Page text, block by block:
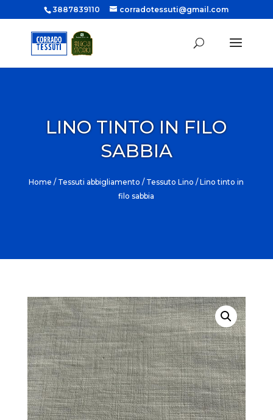
3887839110 corradotessuti@gmail.com
LINO TINTO IN FILO
SABBIA
Home / Tessuti abbigliamento / Tessuto Lino / Lino tinto in
filo sabbia